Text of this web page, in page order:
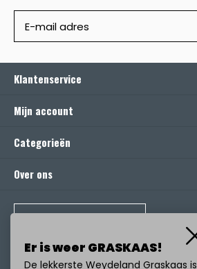
Klantenservice
Mijn account
Categorieën
Over ons
Er is weer GRASKAAS!
De lekkerste Weydeland Graskaas is